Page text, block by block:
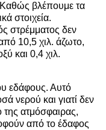
Καθώς βλέπουμε τα
στοιχεία.
στρέμματος δεν
10,5 χιλ. άζωτο,
και 0,4 χιλ.
εδάφους. Αυτό
νερού και γιατί δεν
ατμόσφαιρας,
από το έδαφος